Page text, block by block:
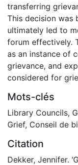
transferring
This decision was
ultimately led to
forum effectively.
as an instance of
grievance, and
considered for
Mots-clés
Library Councils,
Grief, Conseil de
Citation
Dekker, Jennifer.